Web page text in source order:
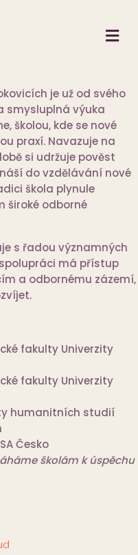
je už od svého
smysluplná výuka
školou, kde se nové
praxí. Navazuje na
si udržuje pověst
do vzdělávání nové
škola plynule
široké odborné
s řadou významných
má přístup
a odbornému zázemí,
fakulty Univerzity
fakulty Univerzity
humanitních studií
Česko
školám k úspěchu